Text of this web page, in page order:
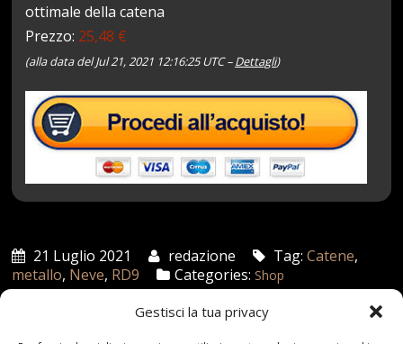
Gestisci la tua privacy
ottimale della catena
Prezzo: 25,48 €
(alla data del Jul 21, 2021 12:16:25 UTC –Dettagli)
21 Luglio 2021 redazione Tag:Catene,
metallo, Neve, RD9 Categories: Shop